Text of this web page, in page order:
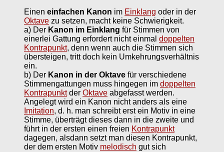
Einen einfachen Kanon im Einklang oder in der
Oktave zu setzen, macht keine Schwierigkeit.
a) Der Kanon im Einklang für Stimmen von
einerlei Gattung erfordert nicht einmal doppelten
Kontrapunkt, denn wenn auch die Stimmen sich
übersteigen, tritt doch kein Umkehrungsverhältnis
ein.
b) Der Kanon in der Oktave für verschiedene
Stimmengattungen muss hingegen im doppelten
Kontrapunktder Oktave abgefasst werden.
Angelegt wird ein Kanon nicht anders als eine
Imitation, d. h. man schreibt erst ein Motiv in eine
Stimme, überträgt dieses dann in die zweite und
führt in der ersten einen freien Kontrapunkt
dagegen, alsdann setzt man diesen Kontrapunkt,
der dem ersten Motiv melodisch gut sich